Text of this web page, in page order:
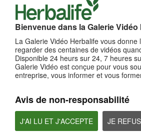
Bienvenue dans la Galerie Vidéo
La Galerie Vidéo Herbalife vous donne
regarder des centaines de vidéos
Disponible 24 heurs sur 24, 7 heures
Galerie Vidéo est conçue pour vous
entreprise, vous informer et vous
Avis de non-responsabilité
J'AI LU ET J'ACCEPTE JE
Privacy by Design(respect de la vie privée